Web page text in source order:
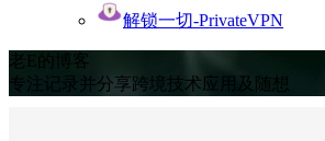
解锁一切-PrivateVPN
老E的博客
专注记录并分享跨境技术应用及随想